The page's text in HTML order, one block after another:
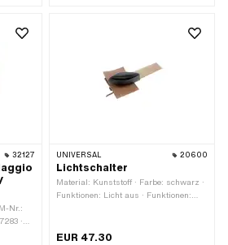
32127
Nr.:
·
UNIVERSAL 20600
Lichtschalter
Material: Kunststoff · Farbe: schwarz ·
Funktionen: Licht aus · Funktionen:
EUR 47.30